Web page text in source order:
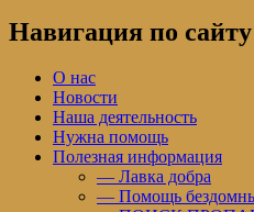
Навигация по сайту
О нас
Новости
Наша деятельность
Нужна помощь
Полезная информация
— Лавка добра
— Помощь